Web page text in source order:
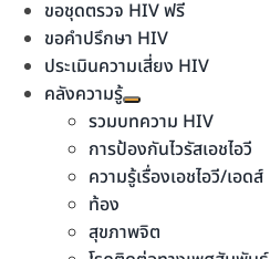
ขอชุดตรวจ HIV ฟรี
ขอคำปรึกษา HIV
ประเมินความเสี่ยง HIV
คลังความรู้
รวมบทความ HIV
การป้องกันไวรัสเอชไอวี
ความรู้เรื่องเอชไอวี/เอดส์
ท้อง
สุขภาพจิต